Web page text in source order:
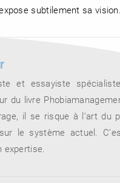
subtilement sa vision.
et essayiste
du livre
il se risque à l’art du
le système actuel.
expertise.